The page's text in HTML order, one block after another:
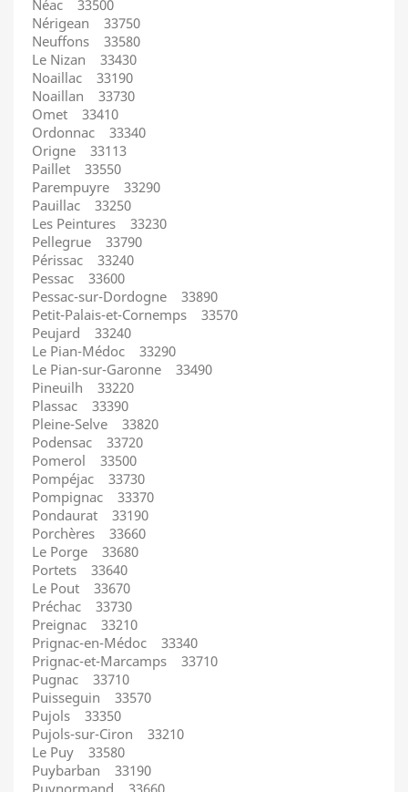
Néac 33500
Nérigean 33750
Neuffons 33580
Le Nizan 33430
Noaillac 33190
Noaillan 33730
Omet 33410
Ordonnac 33340
Origne 33113
Paillet 33550
Parempuyre 33290
Pauillac 33250
Les Peintures 33230
Pellegrue 33790
Périssac 33240
Pessac 33600
Pessac-sur-Dordogne 33890
Petit-Palais-et-Cornemps 33570
Peujard 33240
Le Pian-Médoc 33290
Le Pian-sur-Garonne 33490
Pineuilh 33220
Plassac 33390
Pleine-Selve 33820
Podensac 33720
Pomerol 33500
Pompéjac 33730
Pompignac 33370
Pondaurat 33190
Porchères 33660
Le Porge 33680
Portets 33640
Le Pout 33670
Préchac 33730
Preignac 33210
Prignac-en-Médoc 33340
Prignac-et-Marcamps 33710
Pugnac 33710
Puisseguin 33570
Pujols 33350
Pujols-sur-Ciron 33210
Le Puy 33580
Puybarban 33190